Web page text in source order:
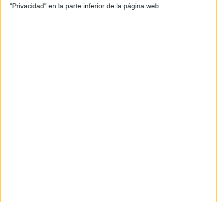
"Privacidad" en la parte inferior de la página web.